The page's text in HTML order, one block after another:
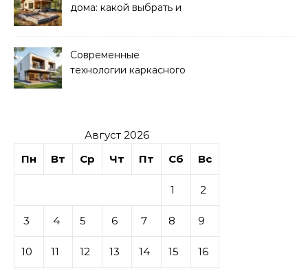
дома: какой выбрать и
Современные
технологии каркасного
Август 2026
Пн
Вт Ср Чт Пт Сб Вс
1 2
3 4 5 6 7 8 9
10 11 12 13 14 15 16